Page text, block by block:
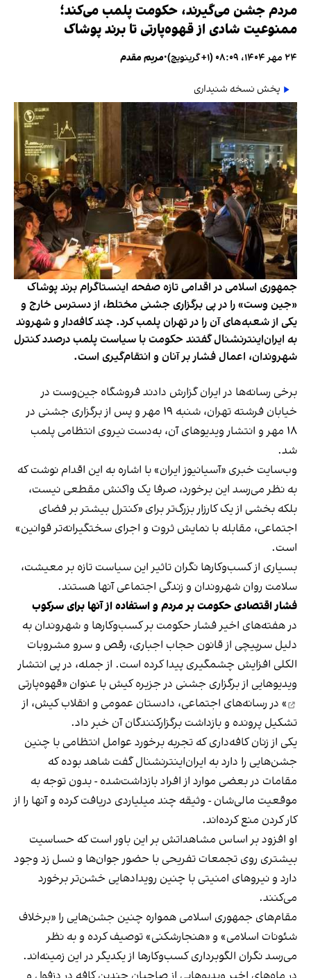
مردم جشن می‌گیرند، حکومت پلمب می‌کند؛
ممنوعیت شادی از قهوه‌پارتی تا برند پوشاک
۲۴ مهر ۱۴۰۴، ۰۸:۰۹ (‎+۱ گرینویچ) •مریم مقدم
پخش نسخه شنیداری
جمهوری اسلامی در اقدامی تازه صفحه اینستاگرام برند پوشاک
«جین وست» را در پی برگزاری جشنی مختلط، از دسترس خارج و
یکی از شعبه‌های آن را در تهران پلمب کرد. چند کافه‌‌دار و شهروند
به ایران‌اینترنشنال گفتند حکومت با سیاست پلمب درصدد کنترل
شهروندان، اعمال فشار بر آنان و انتقام‌گیری است.
برخی رسانه‌ها در ایران گزارش دادند فروشگاه جین‌وست در
خیابان فرشته تهران، شنبه ۱۹ مهر و پس از برگزاری جشنی در
۱۸ مهر و انتشار ویدیوهای آن، به‌دست نیروی انتظامی پلمب
شد.
وب‌سایت خبری «آسیانیوز ایران» با اشاره به این اقدام نوشت که
به نظر می‌رسد این برخورد، صرفا یک واکنش مقطعی نیست،
بلکه بخشی از یک کارزار بزرگ‌تر برای «کنترل بیشتر بر فضای
اجتماعی، مقابله با نمایش ثروت و اجرای سختگیرانه‌تر قوانین»
است.
بسیاری از کسب‌وکارها نگران تاثیر این سیاست‌ تازه بر معیشت،
سلامت روان شهروندان و زندگی اجتماعی آنها هستند.
فشار اقتصادی حکومت بر مردم و استفاده از آنها برای سرکوب
در هفته‌های اخیر فشار حکومت بر کسب‌وکارها و شهروندان به
دلیل سرپیچی از قانون حجاب اجباری، رقص و سرو مشروبات
الکلی افزایش چشمگیری پیدا کرده است. از جمله، در پی انتشار
ویدیوهایی از برگزاری جشنی در جزیره کیش با عنوان «قهوه‌پارتی
» در رسانه‌های اجتماعی، دادستان عمومی و انقلاب کیش، از
تشکیل پرونده و بازداشت برگزارکنندگان آن خبر داد.
یکی از زنان کافه‌داری که تجربه برخورد عوامل انتظامی با چنین
جشن‌هایی را دارد به ایران‌اینترنشنال گفت شاهد بوده که
مقامات در بعضی موارد از افراد بازداشت‌‌شده - بدون توجه به
موقعیت مالی‌شان - وثیقه چند میلیاردی دریافت کرده و آنها را از
کار کردن منع کرده‌اند.
او افزود بر اساس مشاهداتش بر این باور است که حساسیت
بیشتری روی تجمعات تفریحی با حضور جوان‌ها و نسل زد وجود
دارد و نیروهای امنیتی با چنین رویدادهایی خشن‌تر برخورد
می‌کنند.
مقام‌های جمهوری اسلامی همواره چنین جشن‌هایی را «برخلاف
شئونات اسلامی» و «هنجارشکنی» توصیف کرده و به نظر
می‌رسد نگران الگوبرداری کسب‌وکارها از یکدیگر در این زمینه‌اند.